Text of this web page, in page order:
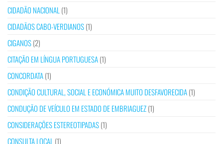
CIDADÃO NACIONAL (1)
CIDADÃOS CABO-VERDIANOS(1)
CIGANOS(2)
CITAÇÃO EM LÍNGUA PORTUGUESA(1)
CONCORDATA(1)
CONDIÇÃO CULTURAL, SOCIAL E ECONÓMICA MUITO DESFAVORECIDA(1)
CONDUÇÃO DE VEÍCULO EM ESTADO DE EMBRIAGUEZ(1)
CONSIDERAÇÕES ESTEREOTIPADAS(1)
CONSULTA LOCAL (1)